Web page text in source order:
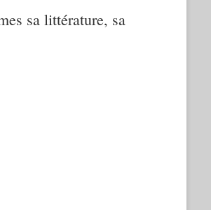
sa littérature, sa